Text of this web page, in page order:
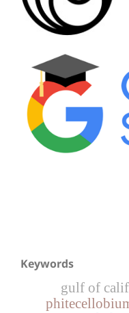
Keywords
gulf of